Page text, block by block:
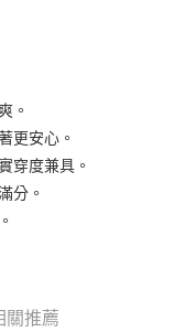
。
更安心。
穿度兼具。
分。
關推薦